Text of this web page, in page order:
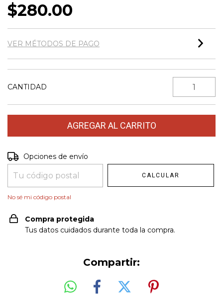
$280.00
VER MÉTODOS DE PAGO
CANTIDAD
Entregas para el CP:
Opciones de envío
CALCULAR
No sé mi código postal
Compra protegida
Tus datos cuidados durante toda la compra.
Compartir: